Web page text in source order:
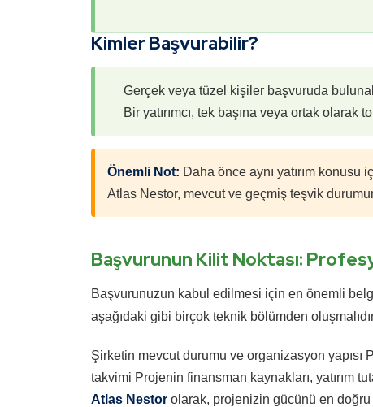
Kimler Başvurabilir?
Gerçek veya tüzel kişiler başvuruda
Bir yatırımcı, tek başına veya ortak olarak
Önemli Not: Daha önce aynı yatırım konusu
Atlas Nestor, mevcut ve geçmiş teşvik
Başvurunun Kilit Noktası:
Başvurunuzun kabul edilmesi için en önemli
aşağıdaki gibi birçok teknik bölümden
Şirketin mevcut durumu ve organizasyon yapısı
takvimi Projenin finansman kaynakları, yatırım
Atlas Nestor olarak, projenizin gücünü en doğru